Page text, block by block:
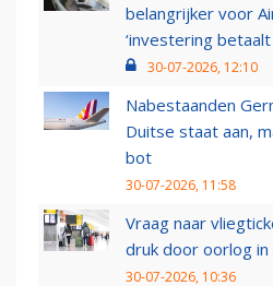
belangrijker voor
‘investering betaalt
30-07-2026, 12:10
Nabestaanden
Duitse staat aan,
bot
30-07-2026, 11:58
Vraag naar
druk door oorlog
30-07-2026, 10:36